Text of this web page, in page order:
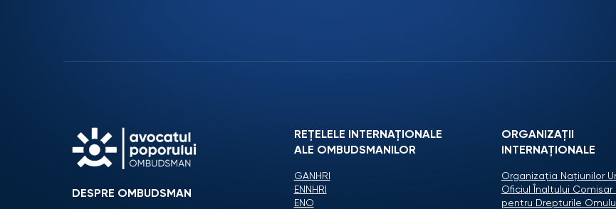
DESPRE OMBUDSMAN
REȚELELE INTERNAȚIONALE
ALE OMBUDSMANILOR
GANHRI
ENNHRI
ENO
ORGANIZAŢII
INTERNAŢIONALE
Organizaţia Naţiunilor
Oficiul Înaltului Comisar
pentru Drepturile